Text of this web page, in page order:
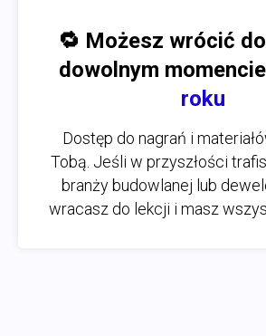
🔁 Możesz wrócić
dowolnym
roku
Dostęp do nagrań i
Tobą. Jeśli w przyszłości
branży budowlanej lub
wracasz do lekcji i masz